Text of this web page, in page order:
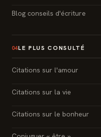
Blog conseils d'écriture
04LE PLUS CONSULTÉ
Citations sur l'amour
Citations sur la vie
Citations sur le bonheur